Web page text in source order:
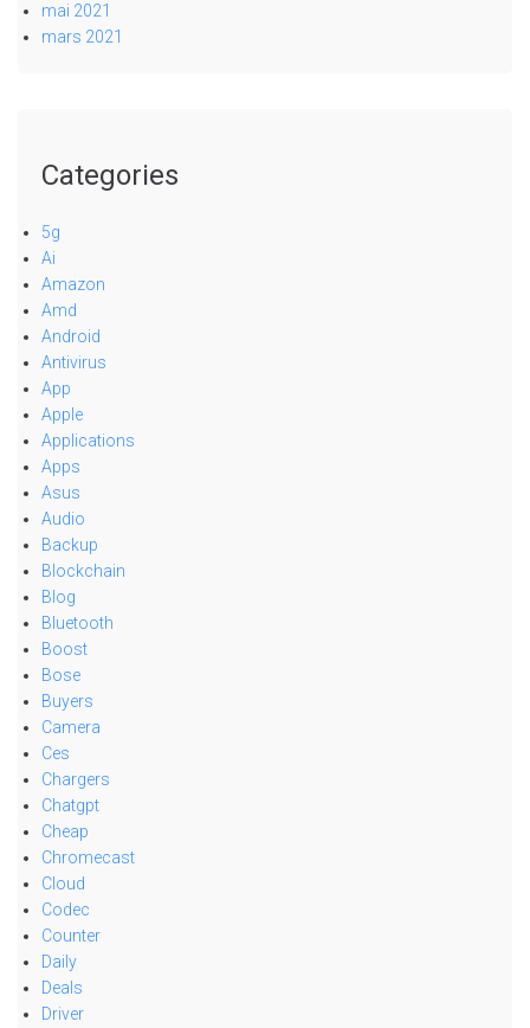
mai 2021
mars 2021
Categories
5g
Ai
Amazon
Amd
Android
Antivirus
App
Apple
Applications
Apps
Asus
Audio
Backup
Blockchain
Blog
Bluetooth
Boost
Bose
Buyers
Camera
Ces
Chargers
Chatgpt
Cheap
Chromecast
Cloud
Codec
Counter
Daily
Deals
Driver